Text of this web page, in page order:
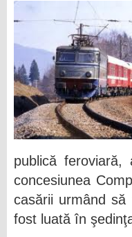
publică feroviară,
concesiunea
casării urmând
fost luată în